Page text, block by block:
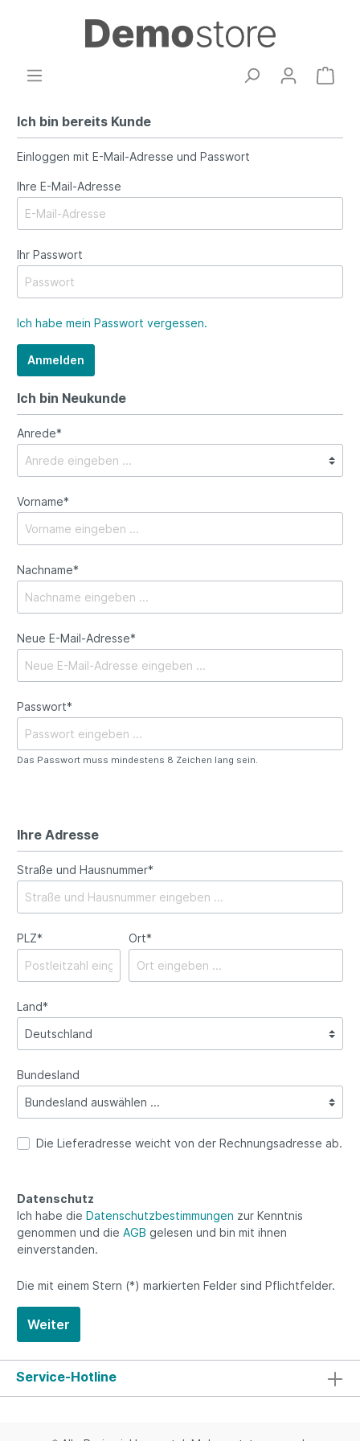
Ich bin bereits Kunde
Einloggen mit E-Mail-Adresse und Passwort
Ihre E-Mail-Adresse
Ihr Passwort
Ich habe mein Passwort vergessen.
Anmelden
Ich bin Neukunde
Anrede*
Vorname*
Nachname*
Neue E-Mail-Adresse*
Passwort*
Das Passwort muss mindestens 8 Zeichen lang sein.
Ihre Adresse
Straße und Hausnummer*
PLZ* Ort*
Land*
Bundesland
Die Lieferadresse weicht von der Rechnungsadresse ab.
Datenschutz
Ich habe die Datenschutzbestimmungen zur Kenntnis
genommen und die AGB gelesen und bin mit ihnen
einverstanden.
Die mit einem Stern (*) markierten Felder sind Pflichtfelder.
Weiter
Service-Hotline